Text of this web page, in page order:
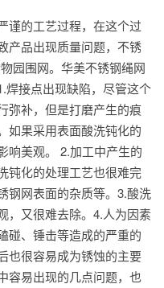
谨的工艺过程，在这个过
产品出现质量问题，不锈
园围网。华美不锈钢绳网
焊接点出现缺陷，尽管这个
弥补，但是打磨产生的痕
如果采用表面酸洗钝化的
响美观。 2.加工中产生的
钝化的处理工艺也很难完
网表面的杂质等。 3.酸洗
又很难去除。 4.人为因素
碰、锤击等造成的严重的
也很容易成为锈蚀的主要
容易出现的几点问题，也